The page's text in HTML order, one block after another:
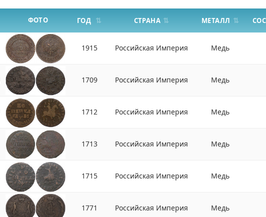
ФОТО ГОД СТРАНА МЕТАЛЛ
1915 Российская Империя Медь
1709 Российская Империя Медь
1712 Российская Империя Медь
1713 Российская Империя Медь
1715 Российская Империя Медь
1771 Российская Империя Медь